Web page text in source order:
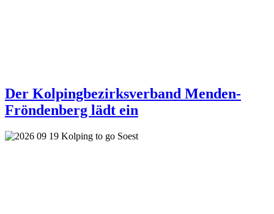
Der Kolpingbezirksverband Menden-
Fröndenberg lädt ein